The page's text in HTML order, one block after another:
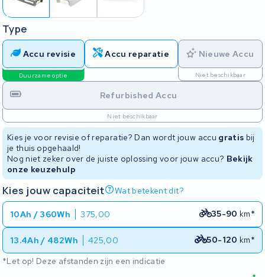
Type
Accu revisie
Duurzame optie
Accu reparatie Nieuwe Accu
Niet beschikbaar
Refurbished Accu
Niet beschikbaar
Kies je voor revisie of reparatie? Dan wordt jouw accu gratis bij
je thuis opgehaald!
Nog niet zeker over de juiste oplossing voor jouw accu? Bekijk
onze keuzehulp
Kies jouw capaciteit Wat betekent dit?
10Ah / 360Wh 375,00 35-90 km*
13.4Ah / 482Wh 425,00 50-120 km*
*Let op! Deze afstanden zijn een indicatie